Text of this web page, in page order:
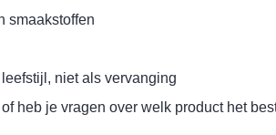
smaakstoffen
niet als vervanging
heb je vragen over welk product het